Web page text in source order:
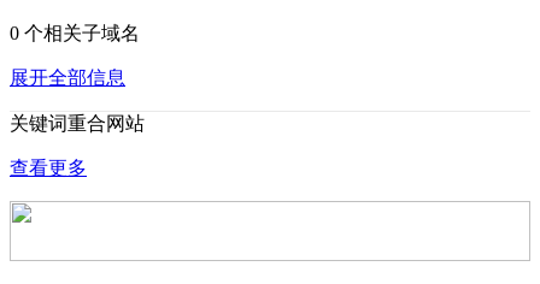
0 个相关子域名
展开全部信息
关键词重合网站
查看更多